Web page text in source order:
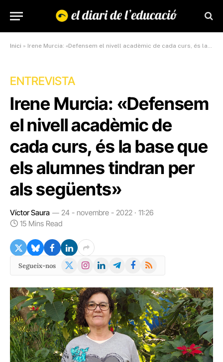
Inici » Irene Murcia: «Defensem el nivell acadèmic de cada curs, és la base que els alumnes tindran per als següents»
ENTREVISTA
Irene Murcia: «Defensem
el nivell acadèmic de
cada curs, és la base que
els alumnes tindran per
als següents»
Víctor Saura
24 - novembre - 2022 · 11:26
15 Mins Read
Segueix-nos
X
Instagram
LinkedInTelegramFacebook
RSS